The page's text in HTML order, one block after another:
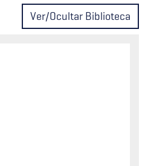
Ver/Ocultar Biblioteca